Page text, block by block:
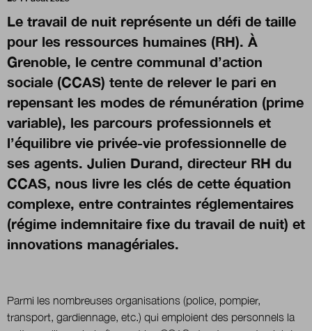
Boutique
Qui sommes-nous ?
Nous contacter
Newsletter
Renseignez votre email afin de suivre l'actualité
Le travail de nuit représente un défi de taille
pour les ressources humaines (RH). À
Grenoble, le centre communal d’action
sociale (CCAS) tente de relever le pari en
repensant les modes de rémunération (prime
variable), les parcours professionnels et
l’équilibre vie privée-vie professionnelle de
ses agents. Julien Durand, directeur RH du
CCAS, nous livre les clés de cette équation
complexe, entre contraintes réglementaires
(régime indemnitaire fixe du travail de nuit) et
innovations managériales.
Parmi les nombreuses organisations (police, pompier,
transport, gardiennage, etc.) qui emploient des personnels la